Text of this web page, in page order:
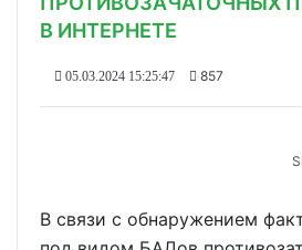
В ИНТЕРНЕТЕ
05.03.2024 15:25:47 857
В связи с обнаружением